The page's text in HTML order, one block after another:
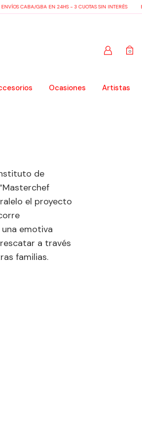
ENVÍOS CABA/GBA EN 24HS - 3 CUOTAS SIN INTERÉS
0
Ocasiones Artistas
de
el proyecto
emotiva
a través
familias.